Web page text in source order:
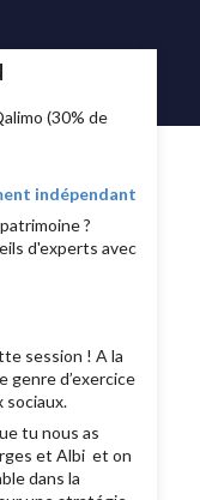
(30% de
indépendant
?
d'experts avec
session ! A la
genre d’exercice
sociaux.
tu nous as
et Albi et on
dans la